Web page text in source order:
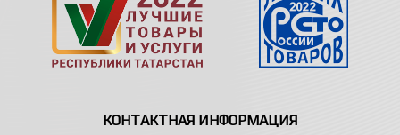
КОНТАКТНАЯ ИНФОРМАЦИЯ